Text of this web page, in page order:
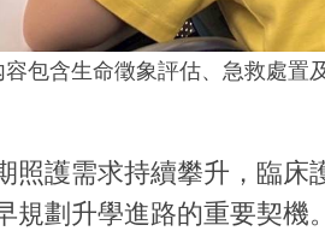
包含生命徵象評估、急救處
護需求持續攀升，臨
規劃升學進路的重要契